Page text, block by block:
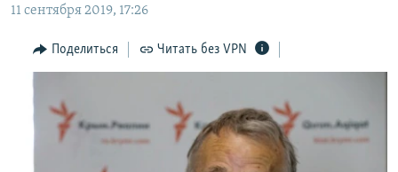
Вернутся
поиску
ИНТЕРАКТИВ
ИНФОГРАФИКА
СОВЕТЫ ПРАВОЗАЩИТНИКОВ
РАДІО СВОБОДА
КАК ОБОЙТИ БЛОКИРОВКУ
Українською
Qırımtatar
11 сентября 2019, 17:26
Поделиться Читать без VPN